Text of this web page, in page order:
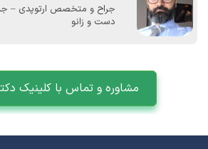
جراح و متخصص ارتوپدی –
دست و زانو
مشاوره و تماس با کلینیک